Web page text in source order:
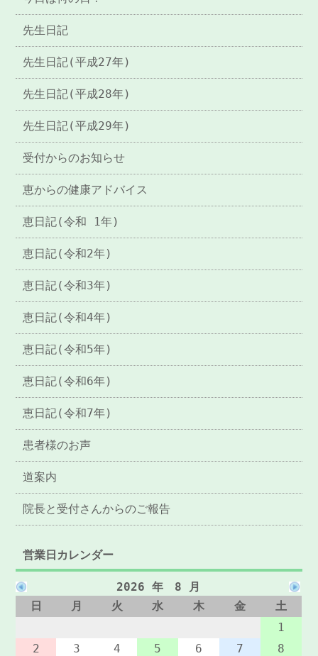
先生日記
先生日記(平成27年)
先生日記(平成28年)
先生日記(平成29年)
受付からのお知らせ
恵からの健康アドバイス
恵日記(令和 1年)
恵日記(令和2年)
恵日記(令和3年)
恵日記(令和4年)
恵日記(令和5年)
恵日記(令和6年)
恵日記(令和7年)
患者様のお声
道案内
院長と受付さんからのご報告
営業日カレンダー
2026 年 8 月
日
月 火 水 木 金
土
1
2
3 4 5 6 7
8